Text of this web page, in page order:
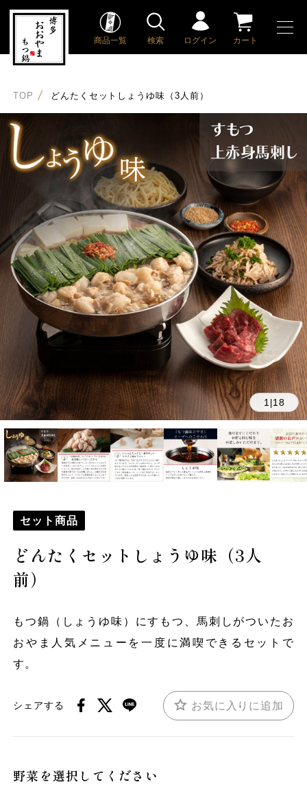
商品一覧 検索 ログイン カート
TOP どんたくセットしょうゆ味（3人前）
1 |18
セット商品
どんたくセットしょうゆ味（3人
前）
もつ鍋（しょうゆ味）にすもつ、馬刺しがついたお
おやま人気メニューを一度に満喫できるセットで
す。
シェアする お気に入りに追加
野菜を選択してください